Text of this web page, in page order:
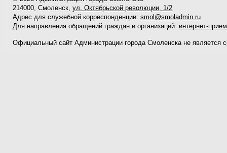
214000, Смоленск,ул. Октябрьской революции, 1/2
Адрес для служебной корреспонденции:smol@smoladmin.ru
Для направления обращений граждан и организаций: интернет-
Официальный сайт Администрации города Смоленска не является